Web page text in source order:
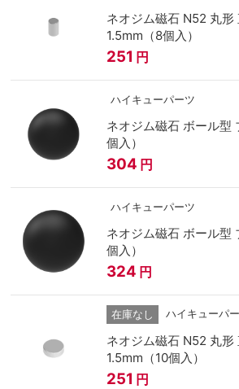
ネオジム磁石 N52 丸形
1.5mm（8個入）
251 円
ハイキューパーツ
ネオジム磁石 ボール型
個入）
304 円
ハイキューパーツ
ネオジム磁石 ボール型
個入）
324 円
在庫なし ハイキューパ
ネオジム磁石 N52 丸形
1.5mm（10個入）
251 円